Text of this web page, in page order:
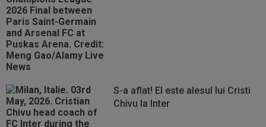
S-a aflat! El este alesul lui Cristi
Chivu la Inter